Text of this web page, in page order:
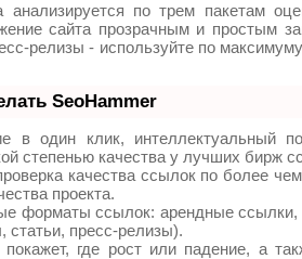
анализируется по трем пакетам
сайта прозрачным и простым
релизы - используйте по
SeoHammer
в один клик, интеллектуальный
степенью качества у лучших бирж
качества ссылок по более
проекта.
форматы ссылок: арендные ссылки,
статьи, пресс-релизы).
где рост или падение, а